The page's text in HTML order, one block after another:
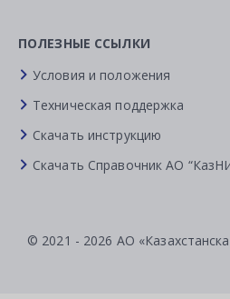
ПОЛЕЗНЫЕ ССЫЛКИ
Условия и положения
Техническая поддержка
Скачать инструкцию
Скачать Справочник АО
© 2021 - 2026 АО